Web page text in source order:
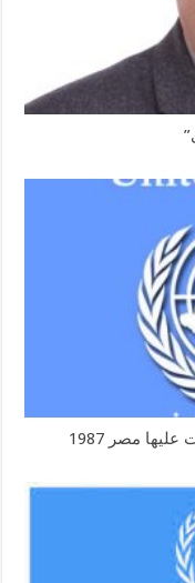
مصر 1987